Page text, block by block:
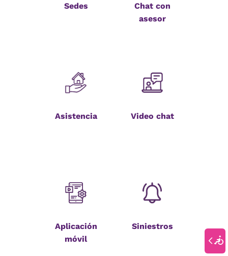
Sedes
Chat con
asesor
Asistencia Video chat
Aplicación
móvil
Siniestros